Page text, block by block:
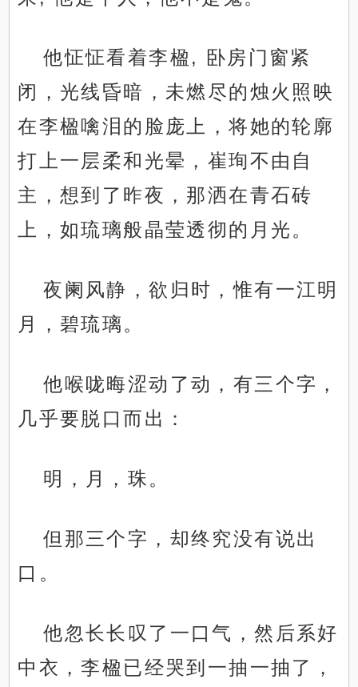
他怔怔看着李楹, 卧房门窗紧
闭，光线昏暗，未燃尽的烛火照映
在李楹噙泪的脸庞上，将她的轮廓
打上一层柔和光晕，崔珣不由自
主，想到了昨夜，那洒在青石砖
上，如琉璃般晶莹透彻的月光。
夜阑风静，欲归时，惟有一江明
月，碧琉璃。
他喉咙晦涩动了动，有三个字，
几乎要脱口而出：
明，月，珠。
但那三个字，却终究没有说出
口。
他忽长长叹了一口气，然后系好
中衣，李楹已经哭到一抽一抽了，